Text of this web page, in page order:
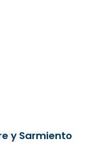
y Sarmiento